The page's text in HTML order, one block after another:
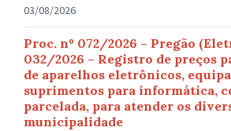
03/08/2026
Proc. nº 072/2026 – Pregão
032/2026 – Registro de preços
de aparelhos eletrônicos,
suprimentos para informática,
parcelada, para atender os
municipalidade